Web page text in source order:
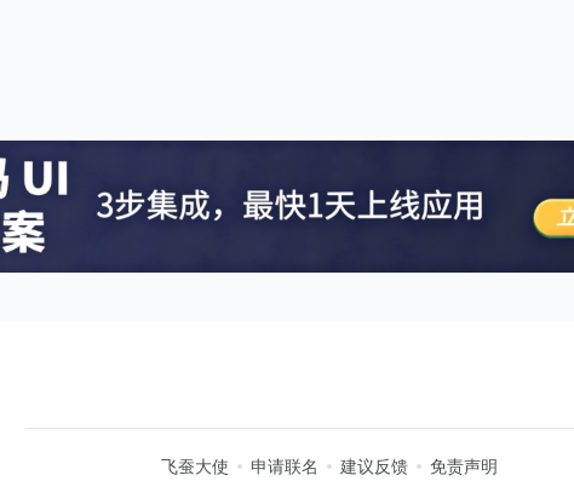
飞蚕大使 申请联名 建议反馈 免责声明